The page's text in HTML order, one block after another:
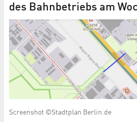
des Bahnbetriebs am
Screenshot ©Stadtplan Berlin.de